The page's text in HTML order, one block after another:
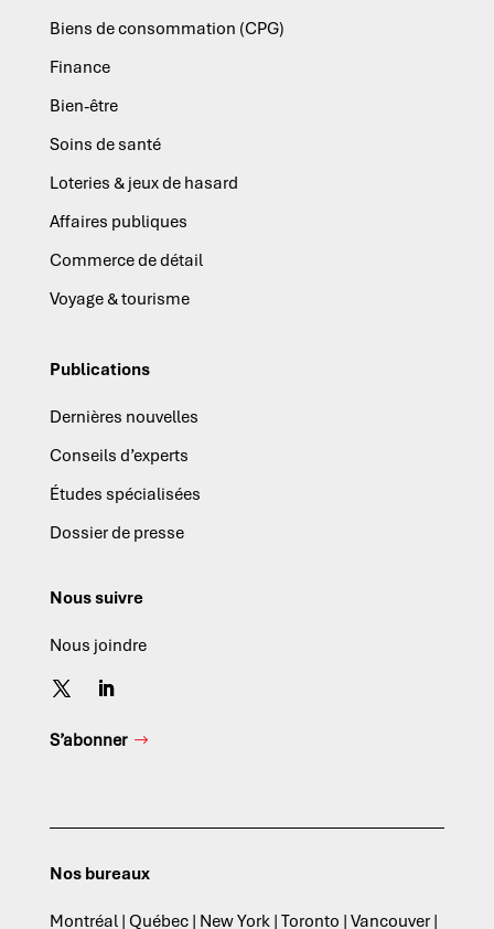
Biens de consommation (CPG)
Finance
Bien-être
Soins de santé
Loteries & jeux de hasard
Affaires publiques
Commerce de détail
Voyage & tourisme
Publications
Dernières nouvelles
Conseils d’experts
Études spécialisées
Dossier de presse
Nous suivre
Nous joindre
S’abonner
Nos bureaux
Montréal | Québec | New York | Toronto | Vancouver |